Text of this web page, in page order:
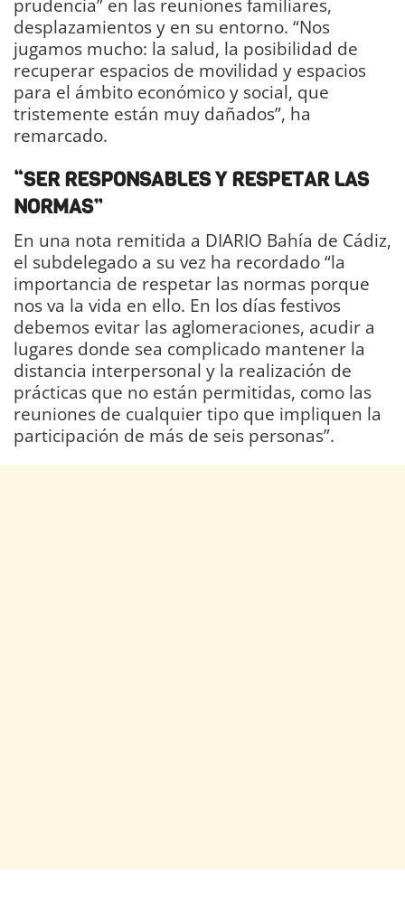
prudencia” en las reuniones familiares,
desplazamientos y en su entorno. “Nos
jugamos mucho: la salud, la posibilidad de
recuperar espacios de movilidad y espacios
para el ámbito económico y social, que
tristemente están muy dañados”, ha
remarcado.
“SER RESPONSABLES Y RESPETAR LAS
NORMAS”
En una nota remitida a DIARIO Bahía de Cádiz,
el subdelegado a su vez ha recordado “la
importancia de respetar las normas porque
nos va la vida en ello. En los días festivos
debemos evitar las aglomeraciones, acudir a
lugares donde sea complicado mantener la
distancia interpersonal y la realización de
prácticas que no están permitidas, como las
reuniones de cualquier tipo que impliquen la
participación de más de seis personas”.